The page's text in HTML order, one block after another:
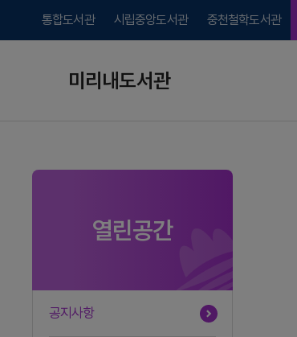
미리내도서관
통합도서관 시립중앙도서관 중천철학도서관
열린공간
공지사항